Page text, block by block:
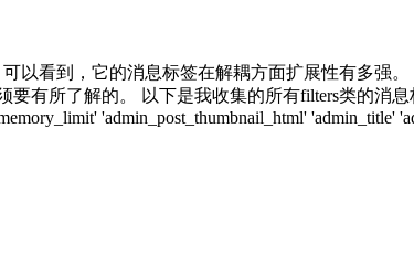
以看到，它的消息标签在解耦方面扩展性有多强
有所了解的。 以下是我收集的所有filters类的消
'admin_post_thumbnail_html' 'admin_title'